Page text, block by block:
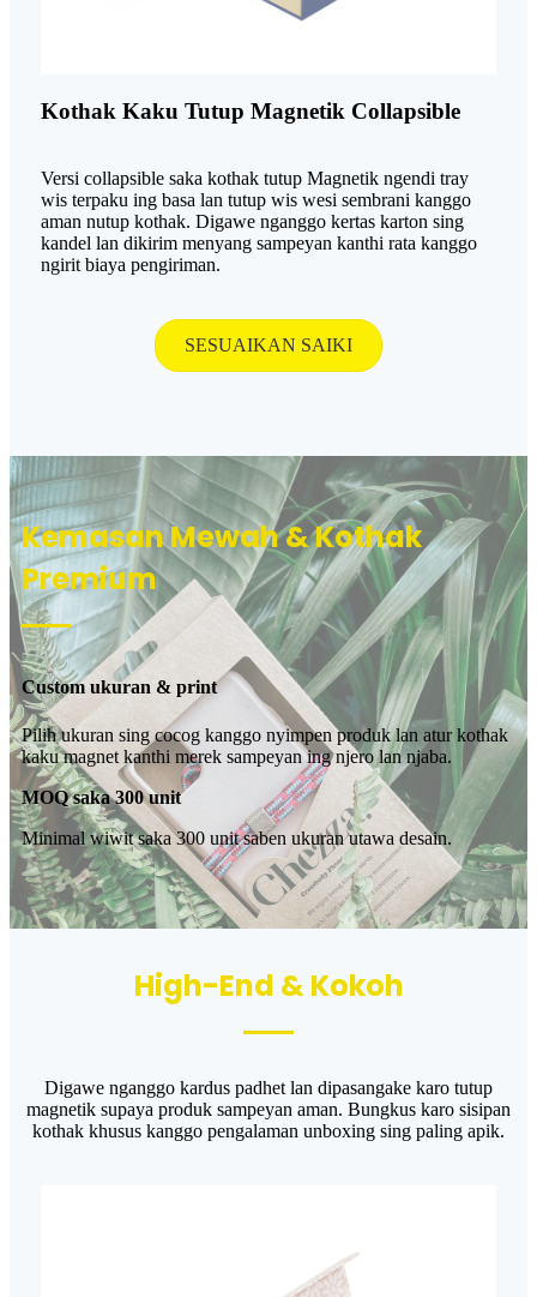
Kothak Kaku Tutup Magnetik Collapsible
Versi collapsible saka kothak tutup Magnetik ngendi tray
wis terpaku ing basa lan tutup wis wesi sembrani kanggo
aman nutup kothak. Digawe nganggo kertas karton sing
kandel lan dikirim menyang sampeyan kanthi rata kanggo
ngirit biaya pengiriman.
SESUAIKAN SAIKI
Kemasan Mewah & Kothak
Premium
Custom ukuran & print
Pilih ukuran sing cocog kanggo nyimpen produk lan atur kothak
kaku magnet kanthi merek sampeyan ing njero lan njaba.
MOQ saka 300 unit
Minimal wiwit saka 300 unit saben ukuran utawa desain.
High-End & Kokoh
Digawe nganggo kardus padhet lan dipasangake karo tutup
magnetik supaya produk sampeyan aman. Bungkus karo sisipan
kothak khusus kanggo pengalaman unboxing sing paling apik.